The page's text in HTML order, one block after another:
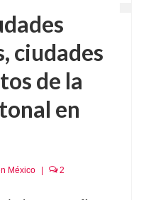
ciudades
de la
en
México 2